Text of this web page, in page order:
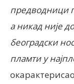
предводници
а никад није
београдски
пламти у